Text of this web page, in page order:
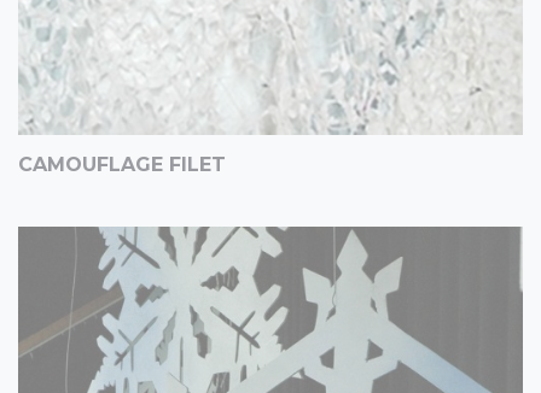
CAMOUFLAGE FILET